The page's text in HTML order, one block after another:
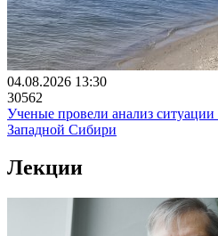
04.08.2026 13:30
30562
Ученые провели анализ
Западной Сибири
Лекции